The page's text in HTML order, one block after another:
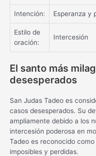
Intención: Esperanza y
Estilo de
oración:
Intercesión
El santo más
desesperados
San Judas Tadeo es
casos desesperados. Su
ampliamente debido a los
intercesión poderosa en
Tadeo es reconocido
imposibles y perdidas.